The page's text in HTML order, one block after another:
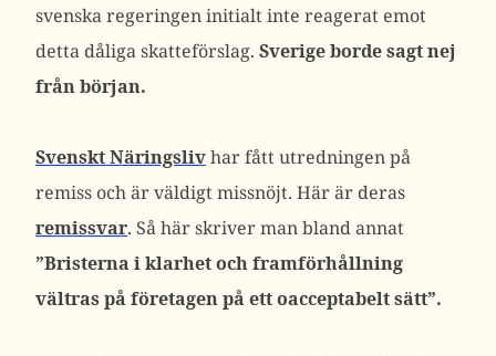
svenska regeringen initialt inte reagerat emot
detta dåliga skatteförslag. Sverige borde sagt nej
från början.
Svenskt Näringslivhar fått utredningen på
remiss och är väldigt missnöjt. Här är deras
remissvar. Så här skriver man bland annat
”Bristerna i klarhet och framförhållning
vältras på företagen på ett oacceptabelt sätt”.